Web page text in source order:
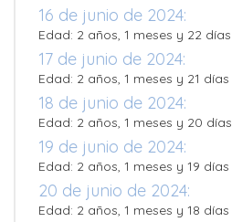
16 de junio de 2024:
Edad: 2 años, 1 meses y 22 días
17 de junio de 2024:
Edad: 2 años, 1 meses y 21 días
18 de junio de 2024:
Edad: 2 años, 1 meses y 20 días
19 de junio de 2024:
Edad: 2 años, 1 meses y 19 días
20 de junio de 2024:
Edad: 2 años, 1 meses y 18 días